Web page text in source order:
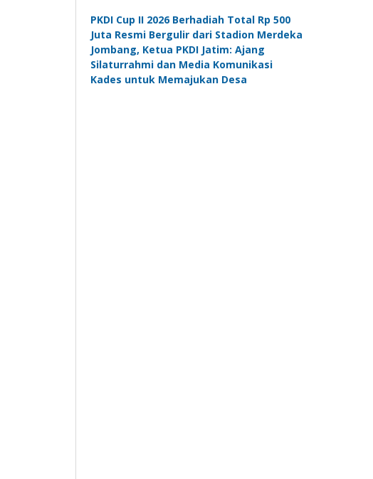
PKDI Cup II 2026 Berhadiah Total Rp 500
Juta Resmi Bergulir dari Stadion Merdeka
Jombang, Ketua PKDI Jatim: Ajang
Silaturrahmi dan Media Komunikasi
Kades untuk Memajukan Desa